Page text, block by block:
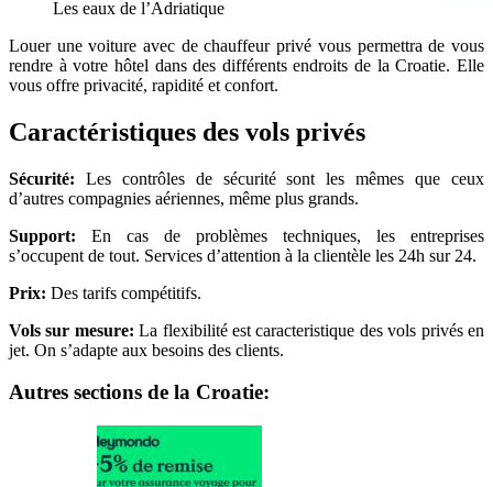
Les eaux de l’Adriatique
Louer une voiture avec de chauffeur privé vous permettra de vous
rendre à votre hôtel dans des différents endroits de la Croatie. Elle
vous offre privacité, rapidité et confort.
Caractéristiques des vols privés
Sécurité: Les contrôles de sécurité sont les mêmes que ceux
d’autres compagnies aériennes, même plus grands.
Support: En cas de problèmes techniques, les entreprises
s’occupent de tout. Services d’attention à la clientèle les 24h sur 24.
Prix: Des tarifs compétitifs.
Vols sur mesure:La flexibilité est caracteristique des vols privés en
jet. On s’adapte aux besoins des clients.
Autres sections de la Croatie: